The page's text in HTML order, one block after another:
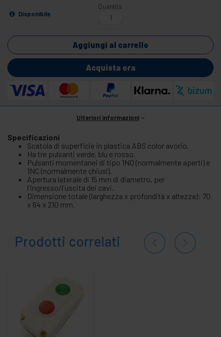
Disponibile
Quantità
Aggiungi al carrello
Acquista ora
Ulteriori informazioni
Specificazioni
Scatola di superficie in plastica ABS color avorio.
Ha tre pulsanti verde, blu e rosso.
Pulsanti momentanei di tipo 1NO (normalmente aperti) e
1NC (normalmente chiusi).
Apertura laterale di 15 mm di diametro, per
l'ingresso/l'uscita dei cavi.
Dimensione totale (larghezza x profondità x altezza): 70
x 64 x 210 mm.
Prodotti correlati